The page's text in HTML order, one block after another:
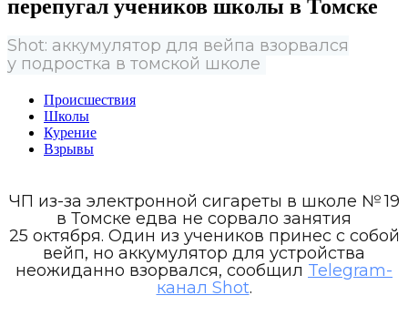
перепугал учеников школы в Томске
Shot: аккумулятор для вейпа взорвался
у подростка в томской школе
Происшествия
Школы
Курение
Взрывы
ЧП из-за электронной сигареты в школе № 19
в Томске едва не сорвало занятия
25 октября. Один из учеников принес с собой
вейп, но аккумулятор для устройства
неожиданно взорвался, сообщил Telegram-
канал Shot.